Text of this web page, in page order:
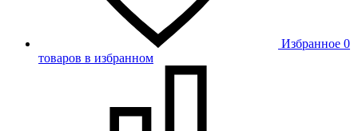
Избранное 0
товаров в избранном